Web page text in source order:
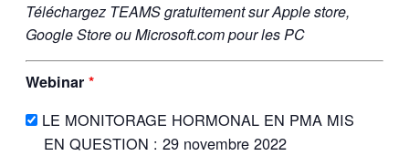
Téléchargez TEAMS gratuitement sur Apple store,
Google Store ou Microsoft.com pour les PC
Webinar *
LE MONITORAGE HORMONAL EN PMA MIS
EN QUESTION : 29 novembre 2022